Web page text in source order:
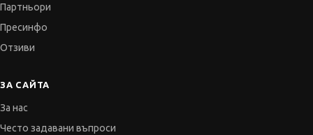
Партньори
Пресинфо
Отзиви
ЗА САЙТА
За нас
Често задавани въпроси